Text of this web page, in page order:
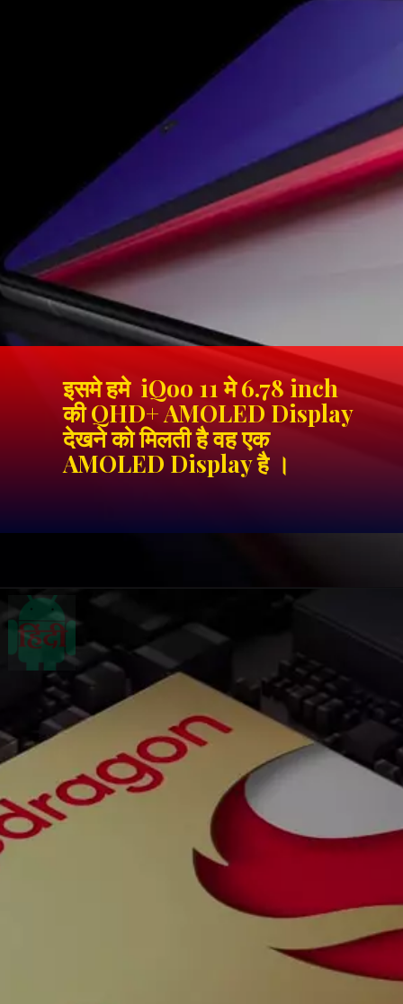
इसमे हमे iQoo 11 मे 6.78 inch
की QHD+ AMOLED Display
देखने को मिलती है वह एक
AMOLED Display है ।